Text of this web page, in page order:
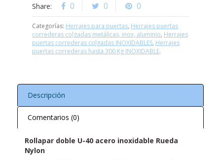
Share: 0 0 0
Categorías: Herrajes para puertas, Herrajes puertas
correderas colgadas metálicas, inox, aluminio, Herrajes
puertas correderas colgadas INOXIDABLES, Herrajes
puertas correderas hasta 300 Kg INOXIDABLE.
Descripción
Comentarios (0)
Rollapar doble U-40 acero inoxidable Rueda
Nylon